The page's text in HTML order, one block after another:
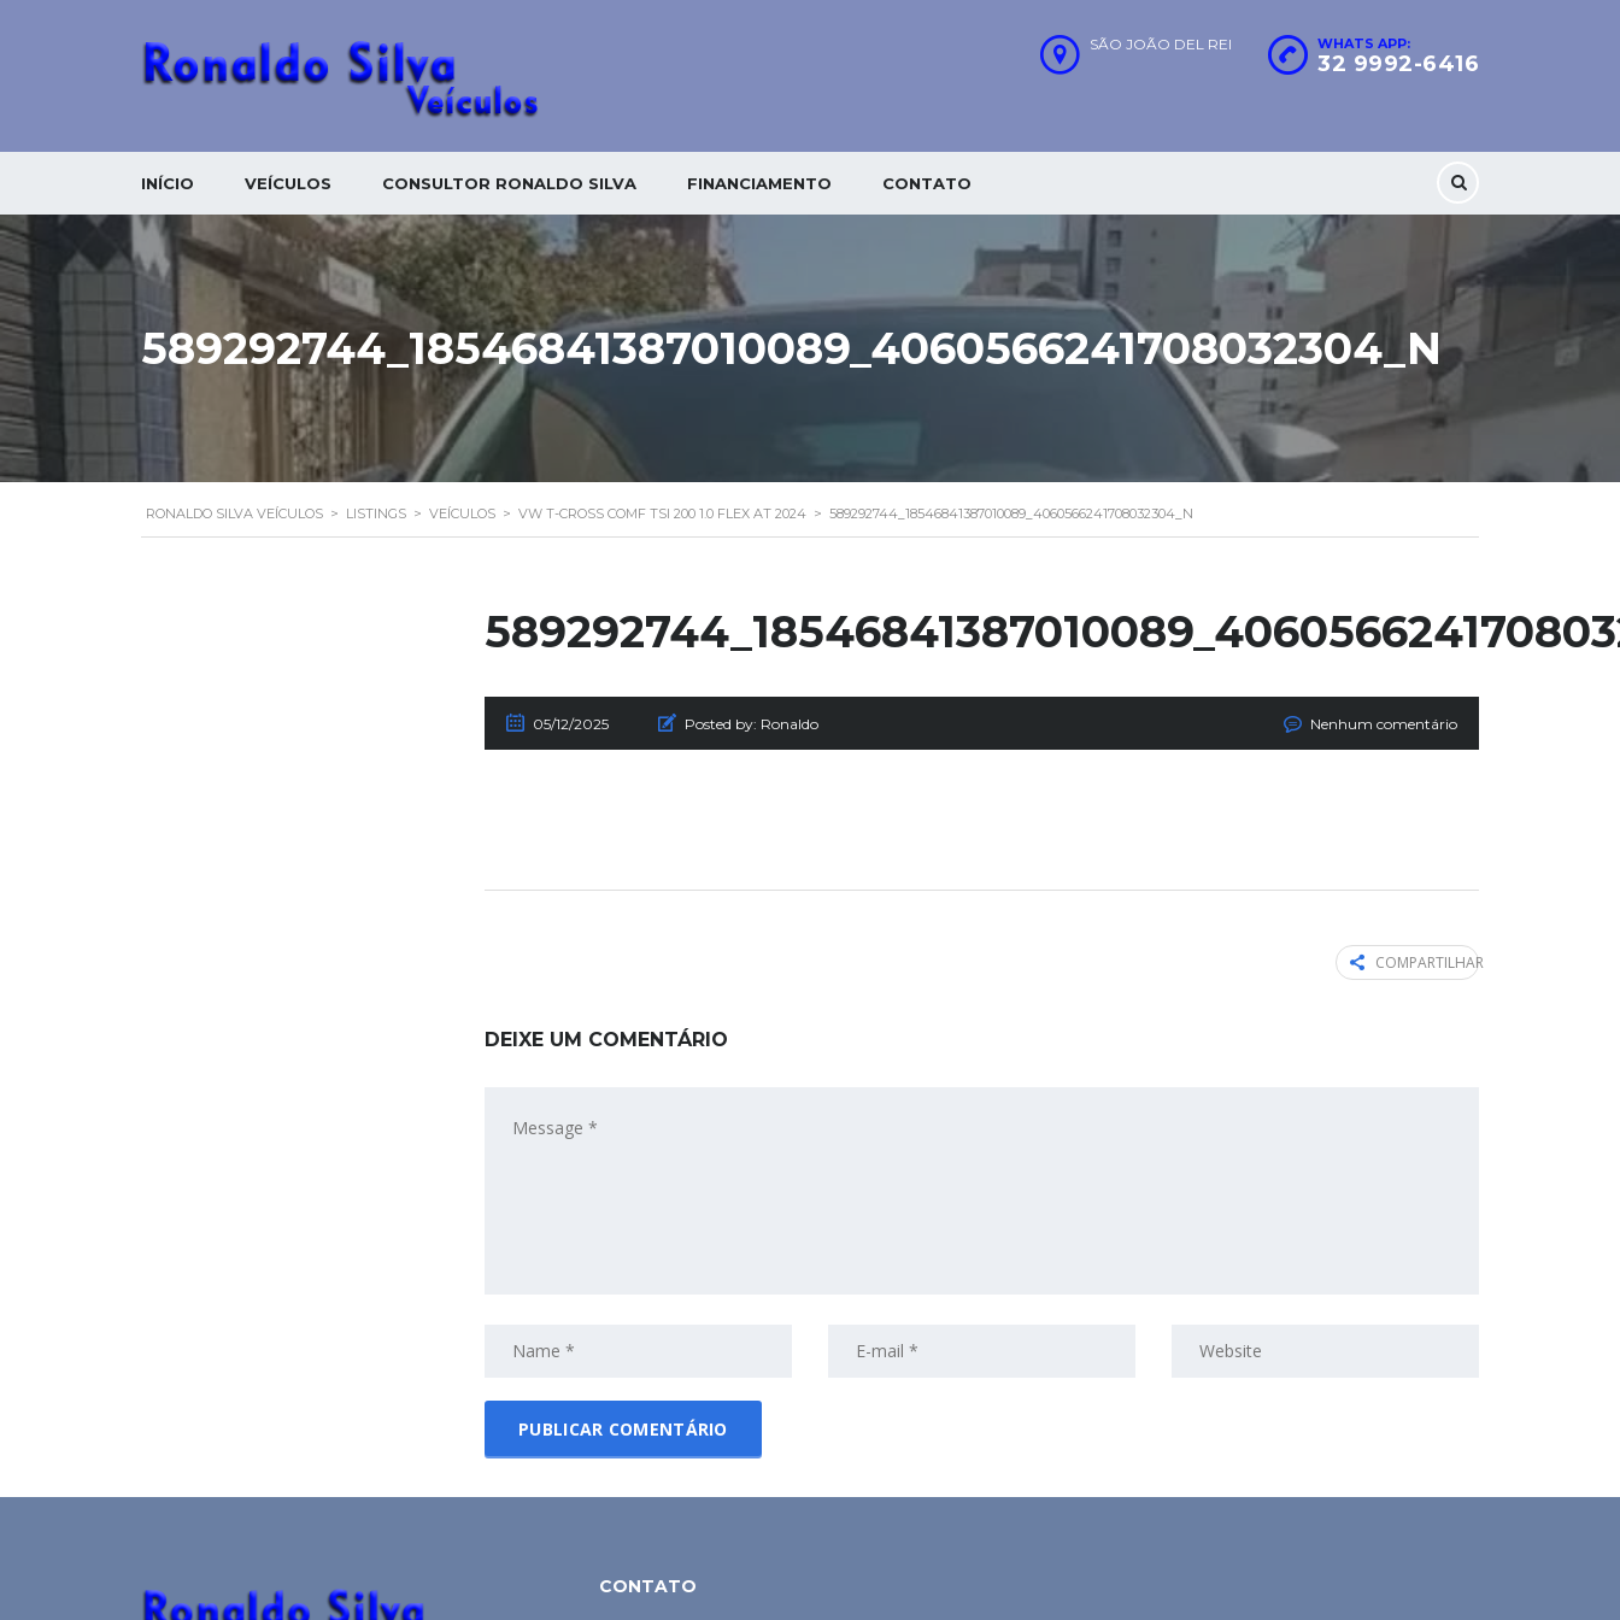
WHATS APP:
32 9992-6416
SÃO JOÃO DEL REI
INÍCIO VEÍCULOS CONSULTOR RONALDO SILVA FINANCIAMENTO CONTATO
589292744_18546841387010089_4060566241708032304_N
RONALDO SILVA VEÍCULOS > LISTINGS > VEÍCULOS > VW T-CROSS COMF TSI 200 1.0 FLEX AT 2024 > 589292744_18546841387010089_4060566241708032304_N
05/12/2025 Posted by: Ronaldo Nenhum comentário
COMPARTILHAR
DEIXE UM COMENTÁRIO
CONTATO